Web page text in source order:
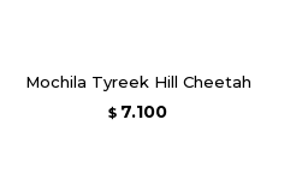
Mochila Tyreek Hill Cheetah
$ 7.100